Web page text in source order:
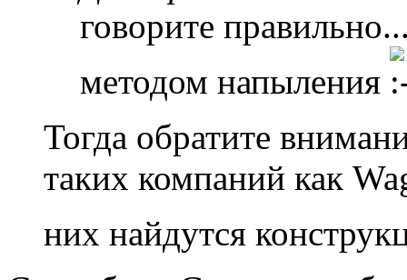
говорите
методом напыления
Тогда обратите
таких компаний как
них найдутся